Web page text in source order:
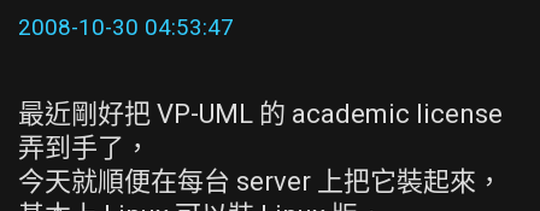
2008-10-30 04:53:47
最近剛好把 VP-UML 的 academic license
弄到手了，
今天就順便在每台 server 上把它裝起來，